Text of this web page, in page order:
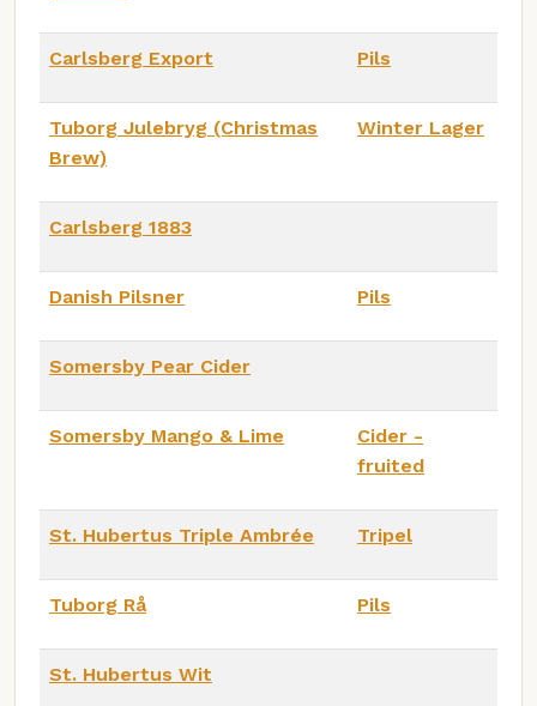
Carlsberg Export Pils
Tuborg Julebryg (Christmas
Brew)
Winter Lager
Carlsberg 1883
Danish Pilsner Pils
Somersby Pear Cider
Somersby Mango & Lime
Cider -
fruited
St. Hubertus Triple Ambrée Tripel
Tuborg Rå Pils
St. Hubertus Wit